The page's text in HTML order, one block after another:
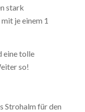
stark
je einem 1
eine tolle
so!
Strohalm für den